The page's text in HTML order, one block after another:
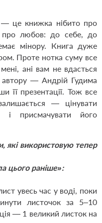
— це книжка нібито про
про любов: до себе, до
мінору. Книга дуже
Проте нотка суму все
ані вам не вдасться
автору — Андрій Гудима
її презентації. Тож все
— цінувати
і присмачувати його
які використовую тепер
цього раніше»:
увесь час у воді, поки
листочок за 5–10
— 1 великий листок на